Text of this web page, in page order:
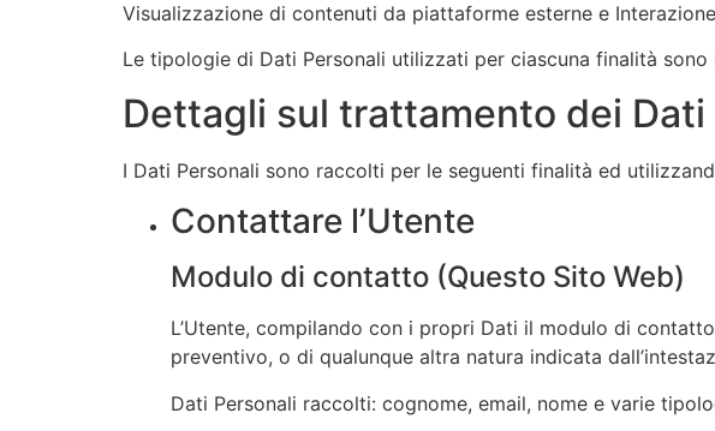
Visualizzazione di contenuti da piattaforme esterne e
Le tipologie di Dati Personali utilizzati per ciascuna finalità
Dettagli sul trattamento dei Dati
I Dati Personali sono raccolti per le seguenti finalità ed
Contattare l’Utente
Modulo di contatto (Questo Sito Web)
L’Utente, compilando con i propri Dati il modulo di
preventivo, o di qualunque altra natura indicata
Dati Personali raccolti: cognome, email, nome e varie